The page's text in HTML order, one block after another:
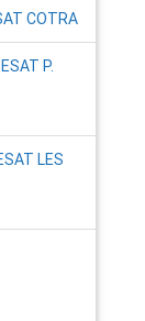
COTRA
P.
LES